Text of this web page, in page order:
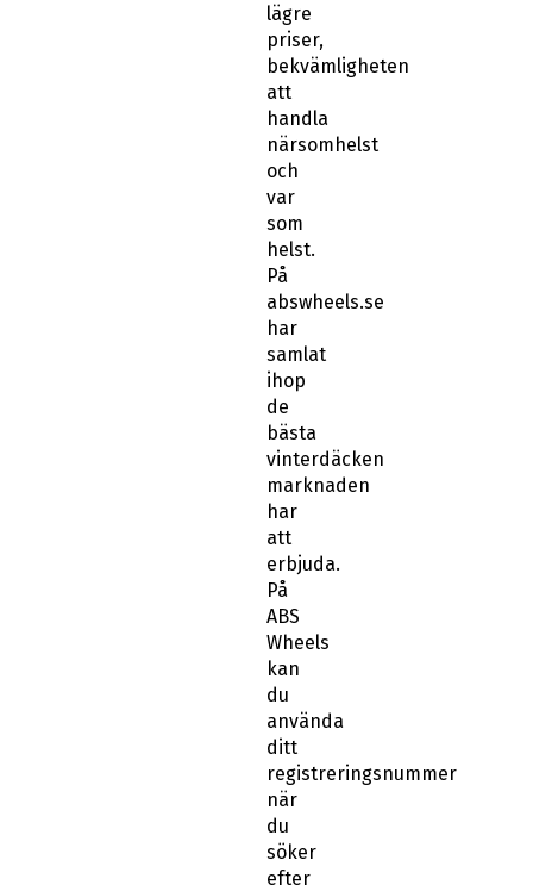
lägre
priser,
bekvämligheten
att
handla
närsomhelst
och
var
som
helst.
På
abswheels.se
har
samlat
ihop
de
bästa
vinterdäcken
marknaden
har
att
erbjuda.
På
ABS
Wheels
kan
du
använda
ditt
registreringsnummer
när
du
söker
efter